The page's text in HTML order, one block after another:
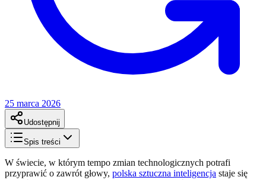
25 marca 2026
Udostępnij
Spis treści
W świecie, w którym tempo zmian technologicznych potrafi
przyprawić o zawrót głowy, polska sztuczna inteligencja staje się